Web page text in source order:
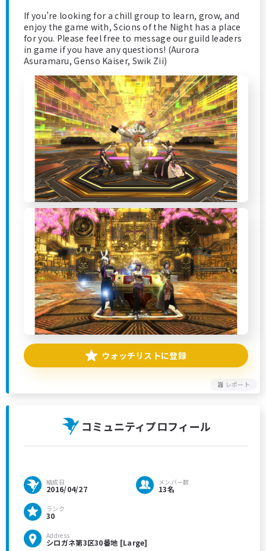
If you’re looking for a chill group to learn, grow, and
enjoy the game with, Scions of the Night has a place
for you. Please feel free to message our guild leaders
in game if you have any questions! (Aurora
Asuramaru, Genso Kaiser, Swik Zii)
レポート
ウォッチリストに登録
コミュニティプロフィール
結成日
2016/04/27
メンバー数
13名
ランク
30
Address
シロガネ第3区30番地 [Large]